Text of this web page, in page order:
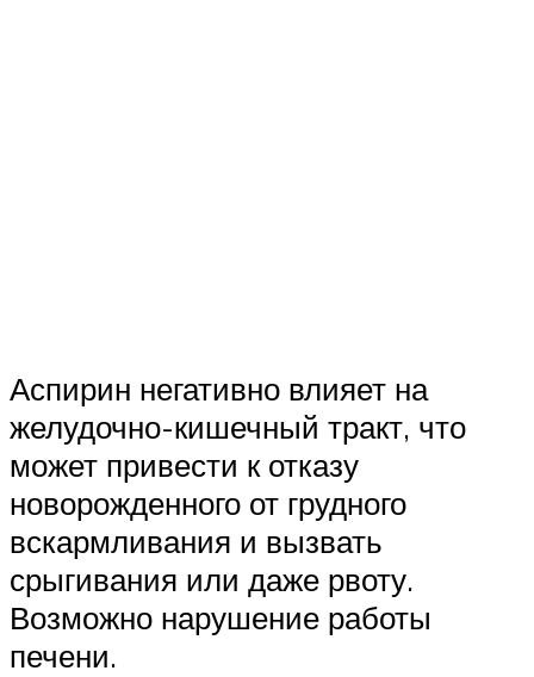
Аспирин негативно влияет на
желудочно-кишечный тракт, что
может привести к отказу
новорожденного от грудного
вскармливания и вызвать
срыгивания или даже рвоту.
Возможно нарушение работы
печени.